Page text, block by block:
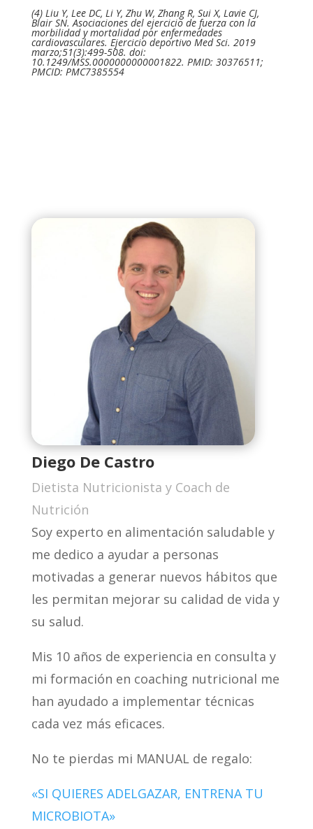
(4) Liu Y, Lee DC, Li Y, Zhu W, Zhang R, Sui X, Lavie CJ,
Blair SN. Asociaciones del ejercicio de fuerza con la
morbilidad y mortalidad por enfermedades
cardiovasculares. Ejercicio deportivo Med Sci. 2019
marzo;51(3):499-508. doi:
10.1249/MSS.0000000000001822. PMID: 30376511;
PMCID: PMC7385554
Diego De Castro
Dietista Nutricionista y Coach de
Nutrición
Soy experto en alimentación saludable y
me dedico a ayudar a personas
motivadas a generar nuevos hábitos que
les permitan mejorar su calidad de vida y
su salud.
Mis 10 años de experiencia en consulta y
mi formación en coaching nutricional me
han ayudado a implementar técnicas
cada vez más eficaces.
No te pierdas mi MANUAL de regalo:
«SI QUIERES ADELGAZAR, ENTRENA TU
MICROBIOTA»